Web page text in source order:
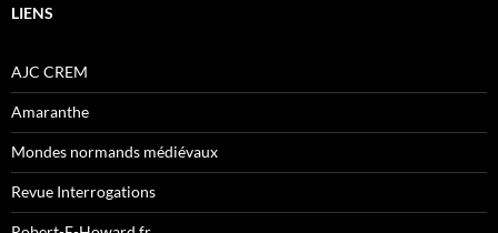
LIENS
AJC CREM
Amaranthe
Mondes normands médiévaux
Revue Interrogations